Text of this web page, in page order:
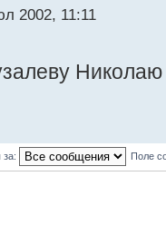
2002, 11:11
за: Поле